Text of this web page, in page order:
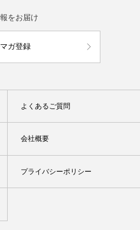
をお届け
ガ登録
よくあるご質問
会社概要
プライバシーポリシー